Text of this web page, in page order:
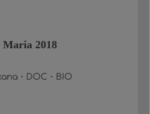
Maria 2018
・DOC・BIO